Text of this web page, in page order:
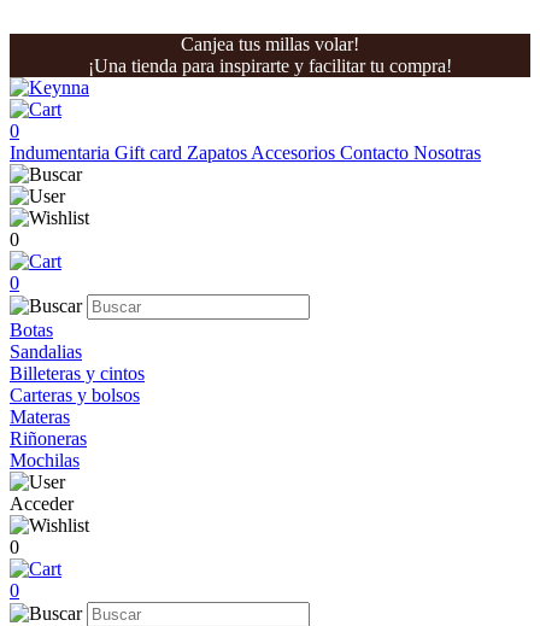
Canjea tus millas volar!
¡Una tienda para inspirarte y facilitar tu compra!
0
Indumentaria Gift card Zapatos Accesorios Contacto Nosotras
0
0
Botas
Sandalias
Billeteras y cintos
Carteras y bolsos
Materas
Riñoneras
Mochilas
Acceder
0
0